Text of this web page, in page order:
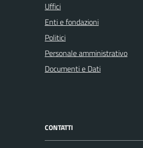
Uffici
Enti e fondazioni
Politici
Personale amministrativo
Documenti e Dati
CONTATTI